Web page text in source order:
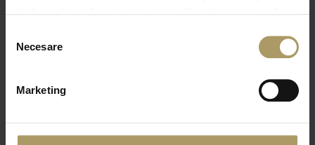
corespunzător. Fac excepție cookie-urile necesare, care
sunt activate automat, conform legislației în vigoare.
consimțământului
Necesare
Marketing